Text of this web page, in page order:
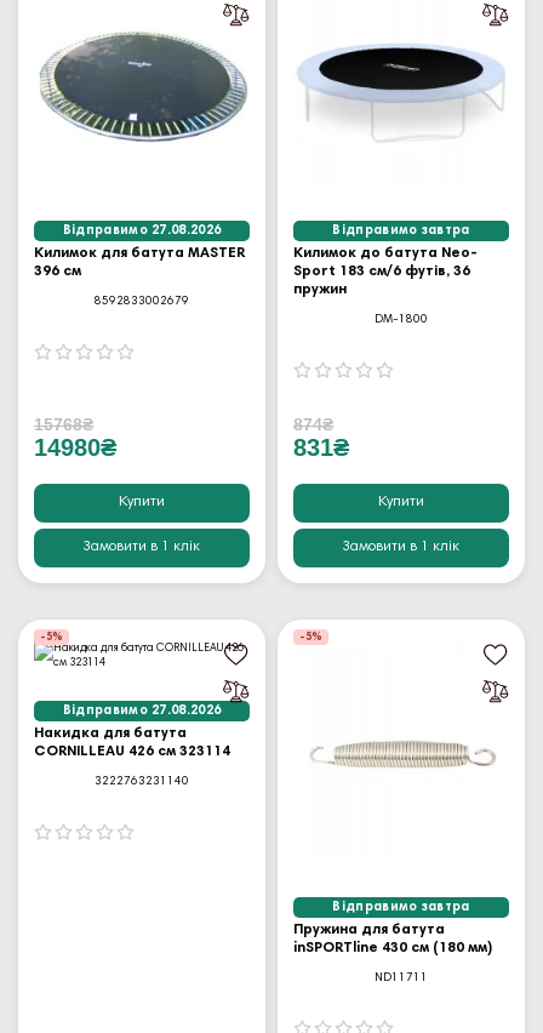
Відправимо 27.08.2026
Килимок для батута MASTER
396 см
8592833002679
15768₴
14980₴
Купити
Замовити в 1 клік
Відправимо завтра
Килимок до батута Neo-
Sport 183 см/6 футів, 36
пружин
DM-1800
874₴
831₴
Купити
Замовити в 1 клік
-5%
Відправимо 27.08.2026
Накидка для батута
CORNILLEAU 426 см 323114
3222763231140
-5%
Відправимо завтра
Пружина для батута
inSPORTline 430 см (180 мм)
ND11711